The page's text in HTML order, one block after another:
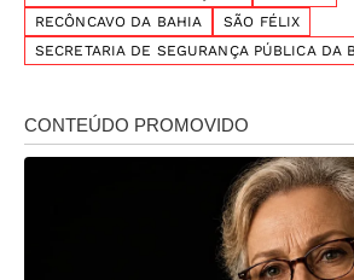
RECÔNCAVO DA BAHIA
SÃO FÉLIX
SECRETARIA DE SEGURANÇA PÚBLICA DA